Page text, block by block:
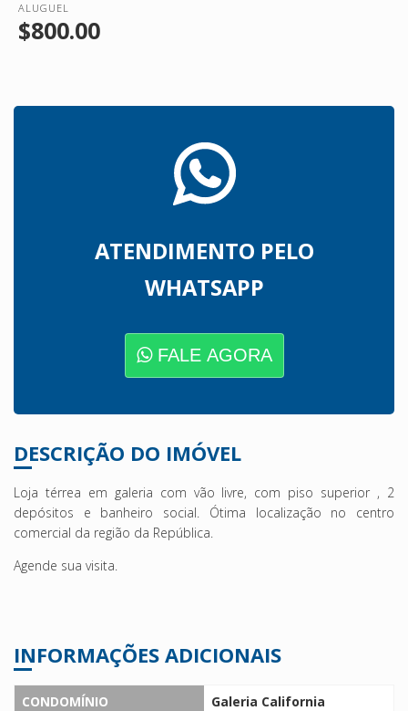
ALUGUEL
$800.00
ATENDIMENTO PELO
WHATSAPP
FALE AGORA
DESCRIÇÃO DO IMÓVEL
Loja térrea em galeria com vão livre, com piso superior , 2
depósitos e banheiro social. Ótima localização no centro
comercial da região da República.
Agende sua visita.
INFORMAÇÕES ADICIONAIS
CONDOMÍNIO
Galeria California